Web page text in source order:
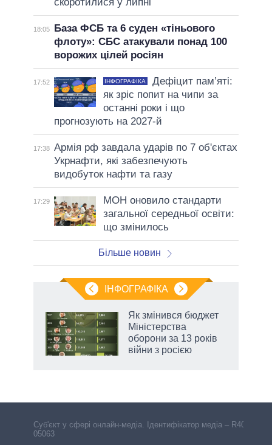
скоротилися у липні
18:05
База ФСБ та 6 суден «тіньового
флоту»: СБС атакували понад 100
ворожих цілей росіян
17:52 ІНФОГРАФІКА
Дефіцит пам’яті:
як зріс попит на чипи за
останні роки і що
прогнозують на 2027-й
17:38 Армія рф завдала ударів по 7 об'єктах
Укрнафти, які забезпечують
видобуток нафти та газу
17:29
МОН оновило стандарти
загальної середньої освіти:
що змінилось
Більше новин
ІНФОГРАФІКА
Як змінився бюджет
Міністерства
оборони за 13 років
війни з росією
Cуб'єкт у сфері онлайн-медіа. Ідентифікатор медіа – R40-
05063